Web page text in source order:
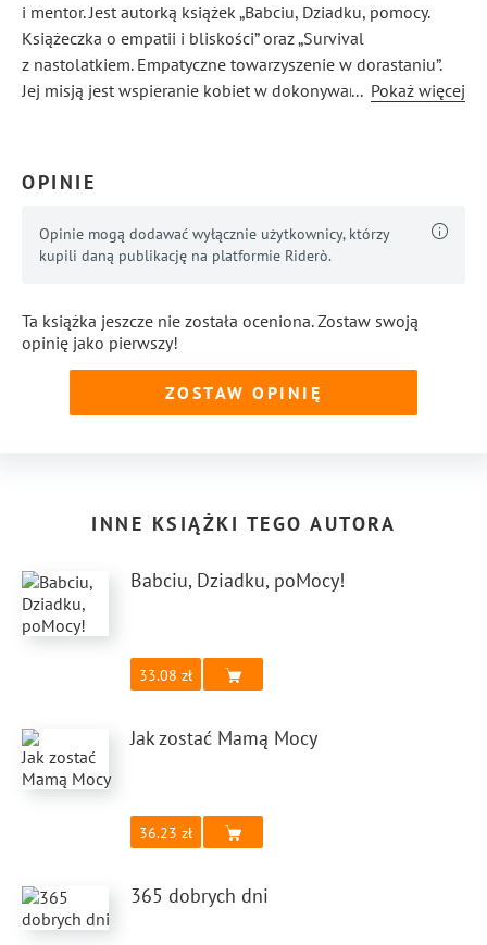
i mentor. Jest autorką książek „Babciu, Dziadku, pomocy.
Książeczka o empatii i bliskości” oraz „Survival
z nastolatkiem. Empatyczne towarzyszenie w dorastaniu”.
Jej misją jest wspieranie kobiet w dokonywaniu
... Pokaż więcej
OPINIE
Opinie mogą dodawać wyłącznie użytkownicy, którzy
kupili daną publikację na platformie Riderò.
Ta książka jeszcze nie została oceniona. Zostaw swoją
opinię jako pierwszy!
ZOSTAW OPINIĘ
INNE KSIĄŻKI TEGO AUTORA
Babciu, Dziadku, poMocy!
33.08
Jak zostać Mamą Mocy
36.23
365 dobrych dni